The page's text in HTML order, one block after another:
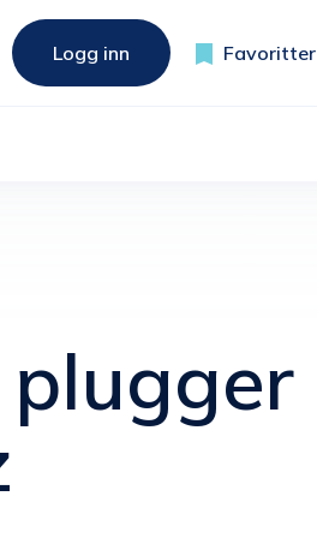
Logg inn Favoritter